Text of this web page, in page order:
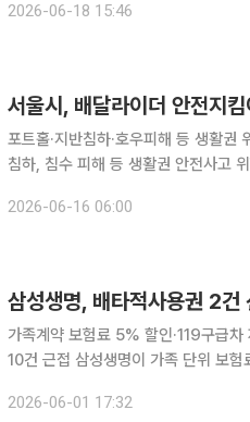
현실을 외면한 처사’라고 유감을 표
2026-06-18 15:46
서울시, 배달라이더 안전지
포트홀·지반침하·호우피해 등 생활권 위험 요소 즉시 신고 이상
침하, 침수 피해 등 생활권 안전사고
일 서울시는 전날 전태일기념관에서
2026-06-16 06:00
삼성생명, 배타적사용권 2
가족계약 보험료 5% 할인·119구급
10건 근접 삼성생명이 가족 단위 보험료 할인과 119구급차 재이송 보장을 앞세워 배타적사용권 획
운데, 제3보험과 건강보험 영역을 중
2026-06-01 17:32